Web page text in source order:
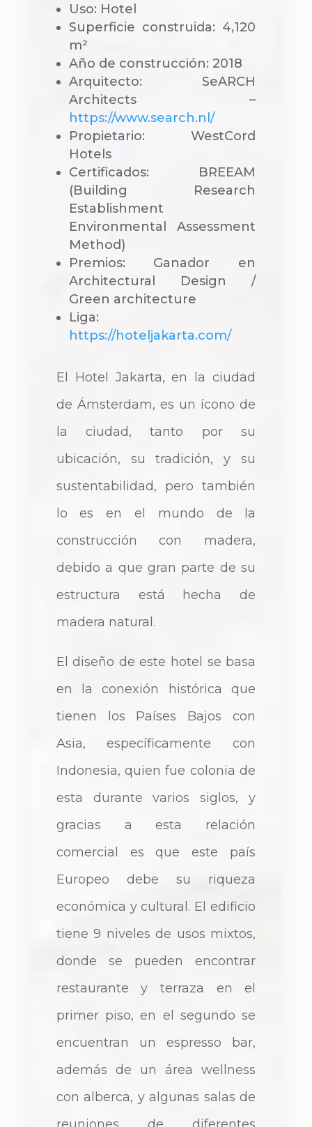
Uso: Hotel
Superficie construida: 4,120
m²
Año de construcción: 2018
Arquitecto: SeARCH
Architects –
https://www.search.nl/
Propietario: WestCord
Hotels
Certificados: BREEAM
(Building Research
Establishment
Environmental Assessment
Method)
Premios: Ganador en
Architectural Design /
Green architecture
Liga:
https://hoteljakarta.com/
El Hotel Jakarta, en la ciudad
de Ámsterdam, es un ícono de
la ciudad, tanto por su
ubicación, su tradición, y su
sustentabilidad, pero también
lo es en el mundo de la
construcción con madera,
debido a que gran parte de su
estructura está hecha de
madera natural.
El diseño de este hotel se basa
en la conexión histórica que
tienen los Países Bajos con
Asia, específicamente con
Indonesia, quien fue colonia de
esta durante varios siglos, y
gracias a esta relación
comercial es que este país
Europeo debe su riqueza
económica y cultural. El edificio
tiene 9 niveles de usos mixtos,
donde se pueden encontrar
restaurante y terraza en el
primer piso, en el segundo se
encuentran un espresso bar,
además de un área wellness
con alberca, y algunas salas de